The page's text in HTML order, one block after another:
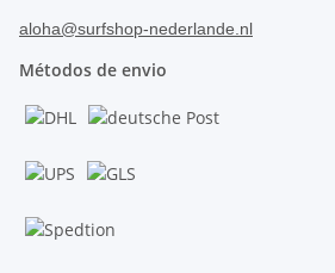
aloha@surfshop-nederlande.nl
Métodos de envio